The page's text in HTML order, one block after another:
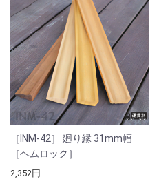
［INM-42］ 廻り縁 31mm幅
［ヘムロック］
2,352円